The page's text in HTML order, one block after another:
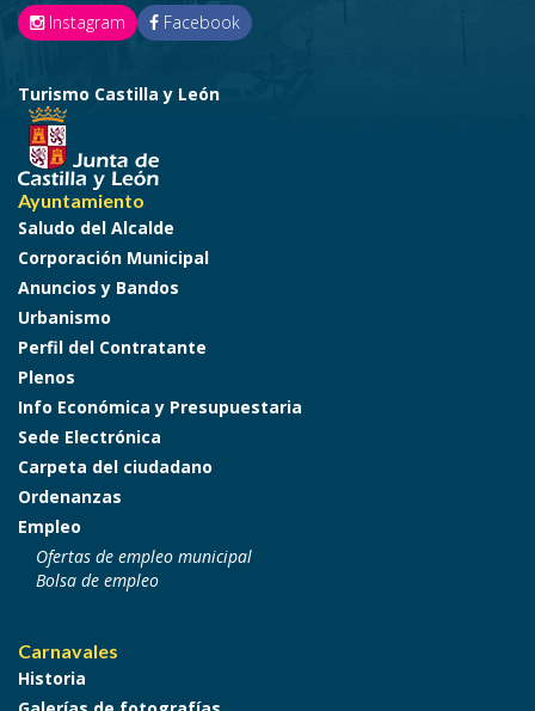
Instagram Facebook
Turismo Castilla y León
Ayuntamiento
Saludo del Alcalde
Corporación Municipal
Anuncios y Bandos
Urbanismo
Perfil del Contratante
Plenos
Info Económica y Presupuestaria
Sede Electrónica
Carpeta del ciudadano
Ordenanzas
Empleo
Ofertas de empleo municipal
Bolsa de empleo
Carnavales
Historia